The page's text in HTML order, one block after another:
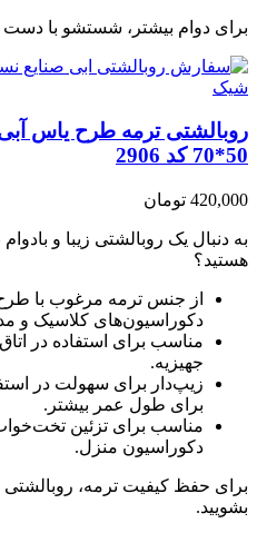
برای دوام بیشتر، شستشو با
روبالشتی ترمه طرح یاس
50*70 کد 2906
420,000 تومان
به دنبال یک روبالشتی زیبا و
هستید؟
از جنس ترمه مرغوب با
دکوراسیون‌های کلاسیک و
مناسب برای استفاده در
جهیزیه.
زیپ‌دار برای سهولت در
برای طول عمر بیشتر.
مناسب برای تزئین
دکوراسیون منزل.
برای حفظ کیفیت ترمه، روبالشتی
بشویید.